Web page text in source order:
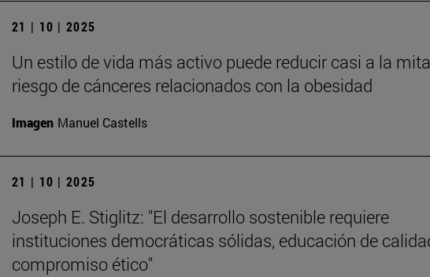
21 | 10 | 2025
Un estilo de vida más activo puede reducir casi a la
riesgo de cánceres relacionados con la obesidad
Imagen Manuel Castells
21 | 10 | 2025
Joseph E. Stiglitz: "El desarrollo sostenible requiere
instituciones democráticas sólidas, educación de
compromiso ético"